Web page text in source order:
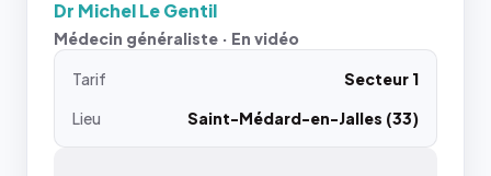
Dr Michel Le Gentil
Médecin généraliste · En vidéo
Tarif
Secteur 1
Lieu
Saint-Médard-en-Jalles (33)